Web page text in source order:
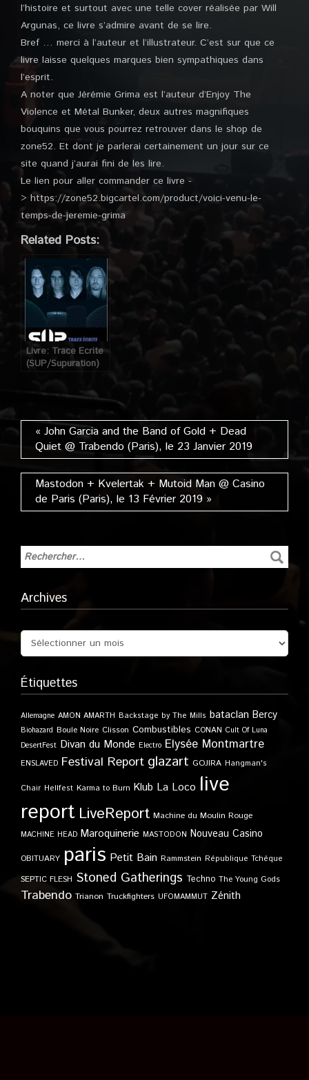
l’histoire et surtout avec une telle cover réalisée par Will
Argunas, ce livre s’admire avant de se lire.
Bref … merci à l’auteur et l’illustrateur. C’est sur que ce
livre laisse quelques marques bien sympathiques dans
l’esprit.
A noter que Jérémie Grima est l’auteur d’Enjoy The
Violence et Métal Bunker, deux autres magnifiques
bouquins que vous pourrez retrouver dans le shop de
zone52. Et dont je parlerai certainement un jour sur ce
site quand j’aurai fini de les lire.
Le lien pour aller commander ce livre -
> https://zone52.bigcartel.com/product/voici-venu-le-
temps-de-jeremie-grima
Related Posts:
Livre: Trace Ecrite
(SUP/Supuration)
« John Garcia and the Band of Gold + Dead
Quiet @ Trabendo (Paris), le 23 Janvier 2019
Mastodon + Kvelertak + Mutoid Man @ Casino
de Paris (Paris), le 13 Février 2019 »
Archives
Étiquettes
Allemagne AMON AMARTH Backstage by The Mills bataclan Bercy
Biohazard Boule Noire Clisson Combustibles CONAN Cult Of Luna
DesertFest Divan du Monde Electro Elysée Montmartre
ENSLAVED Festival Report glazart GOJIRA Hangman's
Chair Hellfest Karma to Burn Klub La Loco live
report LiveReport Machine du Moulin Rouge
MACHINE HEAD Maroquinerie MASTODON Nouveau Casino
OBITUARY paris Petit Bain Rammstein République Tchèque
SEPTIC FLESH Stoned Gatherings Techno The Young Gods
Trabendo Trianon Truckfighters UFOMAMMUT Zénith